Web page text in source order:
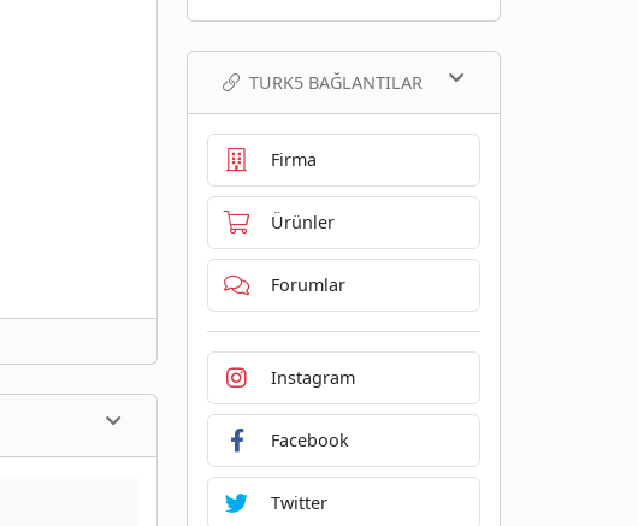
TURK5 BAĞLANTILAR
Firma
Ürünler
Forumlar
Instagram
Facebook
Twitter